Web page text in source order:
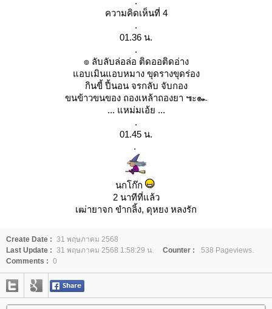
ความคิดเห็นที่ 4
.
01.36 น.
.
๏ ลับลับล่อล่อ ติดออติดอ่าง
อบเมินแอบหมาง ขุดรางขุดร่อง
กินขี้ ปี้นอน จรกลับ จับกอง
ขนข้าวขนของ ถองเหล้าถองยา ๚ะ๛
... แหม่มเอ้ย ...
.
01.45 น.
.
นกโก๊ก
2 นาทีที่แล้ว
เฒ่ายาจก ขำกลิ้ง, ดุหยง หลงรัก
Create Date : 31 พฤษภาคม 2568
Last Update : 31 พฤษภาคม 2568 1:58:29 น. Counter :
538 Pageviews.
Comments : 0